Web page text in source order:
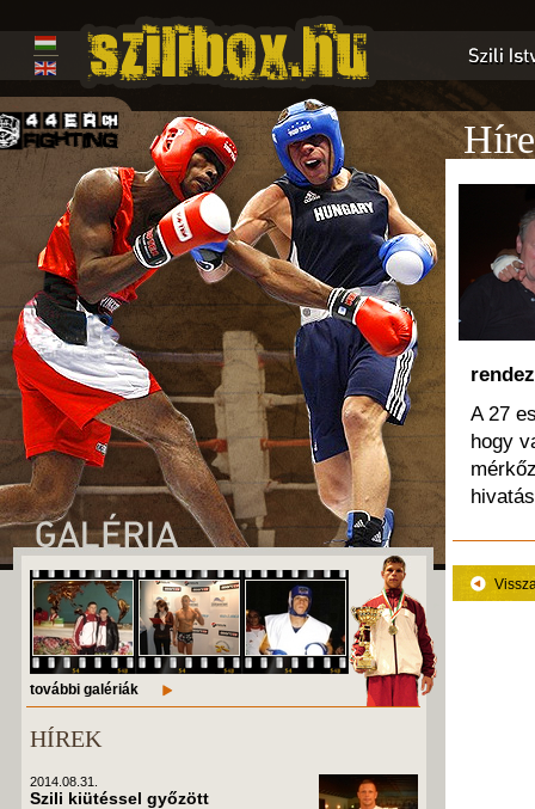
további galériák
HÍREK
2014.08.31.
Szili kiütéssel győzött
A 27
hogy